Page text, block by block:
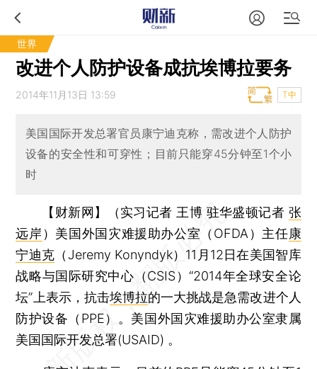
世界
改进个人防护设备成抗埃博拉要务
2014年11月13日 13:59 T中
美国国际开发总署官员康宁迪克称，需改进个人防护
设备的安全性和可穿性；目前只能穿45分钟至1个小
时
【财新网】（实习记者 王博 驻华盛顿记者 张
远岸 ） 美国外国灾难援助办公室（OFDA）主任康
宁迪克 （Jeremy Konyndyk）11月12日在美国智库
战略与国际研究中心（CSIS）“2014年全球安全论
坛”上表示，抗击埃博拉的一大挑战是急需改进个人
防护设备（PPE）。美国外国灾难援助办公室隶属
美国国际开发总署(USAID) 。